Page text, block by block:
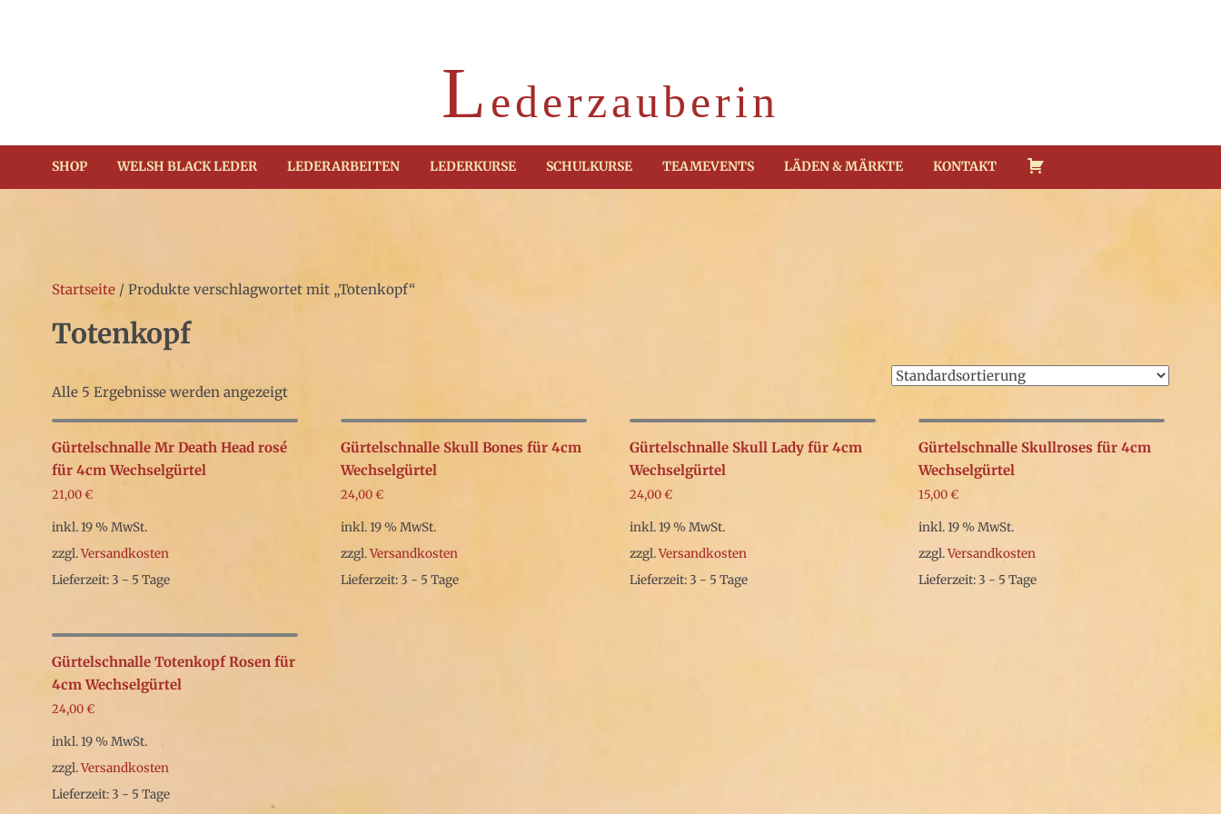
L ederzauberin
SHOP WELSH BLACK LEDER LEDERARBEITEN LEDERKURSE SCHULKURSE TEAMEVENTS LÄDEN & MÄRKTE KONTAKT
Startseite / Produkte verschlagwortet mit „Totenkopf“
Totenkopf
Alle 5 Ergebnisse werden angezeigt
Gürtelschnalle Mr Death Head rosé
für 4cm Wechselgürtel
21,00€
inkl. 19 % MwSt.
zzgl.Versandkosten
Lieferzeit: 3 - 5 Tage
Gürtelschnalle Skull Bones für 4cm
Wechselgürtel
24,00€
inkl. 19 % MwSt.
zzgl.Versandkosten
Lieferzeit: 3 - 5 Tage
Gürtelschnalle Skull Lady für 4cm
Wechselgürtel
24,00€
inkl. 19 % MwSt.
zzgl.Versandkosten
Lieferzeit: 3 - 5 Tage
Gürtelschnalle Skullroses für 4cm
Wechselgürtel
15,00€
inkl. 19 % MwSt.
zzgl.Versandkosten
Lieferzeit: 3 - 5 Tage
Gürtelschnalle Totenkopf Rosen für
4cm Wechselgürtel
24,00€
inkl. 19 % MwSt.
zzgl.Versandkosten
Lieferzeit: 3 - 5 Tage